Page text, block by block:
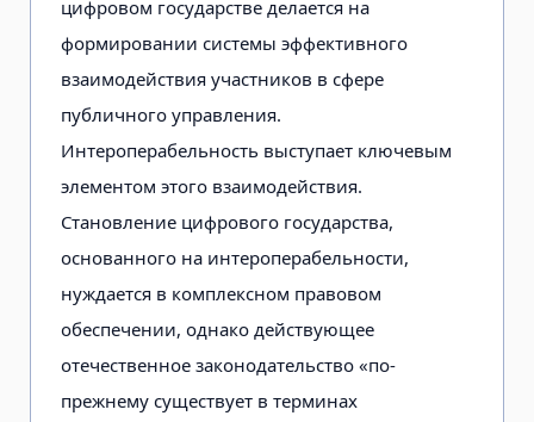
цифровом государстве делается на
формировании системы эффективного
взаимодействия участников в сфере
публичного управления.
Интероперабельность выступает ключевым
элементом этого взаимодействия.
Становление цифрового государства,
основанного на интероперабельности,
нуждается в комплексном правовом
обеспечении, однако действующее
отечественное законодательство «по-
прежнему существует в терминах